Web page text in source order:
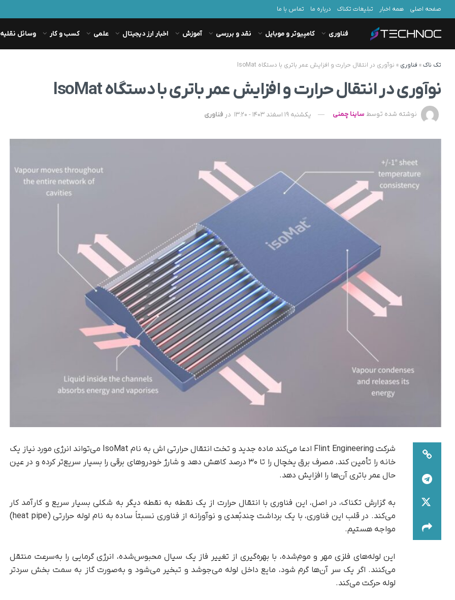
صفحه اصلی همه اخبار تبلیغات تکناک درباره ما تماس با ما
فناوری کامپیوتر و موبایل نقد و بررسی آموزش اخبار ارز دیجیتال علمی کسب و کار وسائل نقلیه
تک ناک» فناوری » نوآوری در انتقال حرارت و افزایش عمر باتری با دستگاه IsoMat
نوآوری در انتقال حرارت و افزایش عمر باتری با دستگاه IsoMat
نوشته شده توسط ساینا چمنی یکشنبه 19 اسفند 1403 - 13:20 در فناوری
شرکت Flint Engineering ادعا می‌کند ماده‌ جدید و تخت انتقال حرارتی اش به نام IsoMat می‌تواند انرژی مورد نیاز یک
خانه را تأمین کند، مصرف برق یخچال را تا ۳۰ درصد کاهش دهد و شارژ خودروهای برقی را بسیار سریع‌تر کرده و در عین
حال عمر باتری آن‌ها را افزایش دهد.
به گزارش تکناک، در اصل، این فناوری با انتقال حرارت از یک نقطه به نقطه دیگر به شکلی بسیار سریع و کارآمد کار
می‌کند. در قلب این فناوری، با یک برداشت چندبُعدی و نوآورانه از فناوری نسبتاً ساده به نام لوله حرارتی (heat pipe)
مواجه هستیم.
این لوله‌های فلزی مهر و موم‌شده، با بهره‌گیری از تغییر فاز یک سیال محبوس‌شده، انرژی گرمایی را به‌سرعت منتقل
می‌کنند. اگر یک سر آن‌ها گرم شود، مایع داخل لوله می‌جوشد و تبخیر می‌شود و به‌صورت گاز به سمت بخش سردتر
لوله حرکت می‌کند.